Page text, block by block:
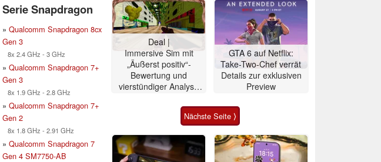
Serie Snapdragon
» Qualcomm Snapdragon 8cx
Gen 3
8x 2.4 GHz - 3 GHz
» Qualcomm Snapdragon 7+
Gen 3
8x 1.9 GHz - 2.8 GHz
» Qualcomm Snapdragon 7+
Gen 2
8x 1.8 GHz - 2.91 GHz
» Qualcomm Snapdragon 7
Gen 4 SM7750-AB
Deal |
Immersive Sim mit
„Äußerst positiv“-
Bewertung und
vierstündiger Analyse
GTA 6 auf Netflix:
Take-Two-Chef verrät
Details zur exklusiven
Preview
Nächste Seite ⟩